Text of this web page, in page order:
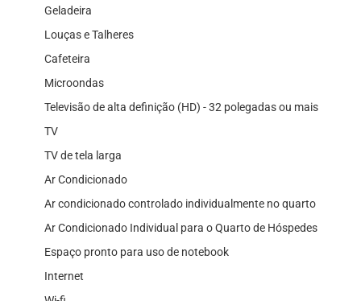
Geladeira
Louças e Talheres
Cafeteira
Microondas
Televisão de alta definição (HD) - 32 polegadas ou mais
TV
TV de tela larga
Ar Condicionado
Ar condicionado controlado individualmente no quarto
Ar Condicionado Individual para o Quarto de Hóspedes
Espaço pronto para uso de notebook
Internet